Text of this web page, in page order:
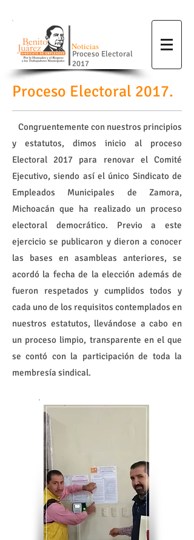
Proceso Electoral
2017
Noticias
Proceso Electoral 2017.
Congruentemente con nuestros principios
y estatutos, dimos inicio al proceso
Electoral 2017 para renovar el Comité
Ejecutivo, siendo así el único Sindicato de
Empleados Municipales de Zamora,
Michoacán que ha realizado un proceso
electoral democrático. Previo a este
ejercicio se publicaron y dieron a conocer
las bases en asambleas anteriores, se
acordó la fecha de la elección además de
fueron respetados y cumplidos todos y
cada uno de los requisitos contemplados en
nuestros estatutos, llevándose a cabo en
un proceso limpio, transparente en el que
se contó con la participación de toda la
membresía sindical.